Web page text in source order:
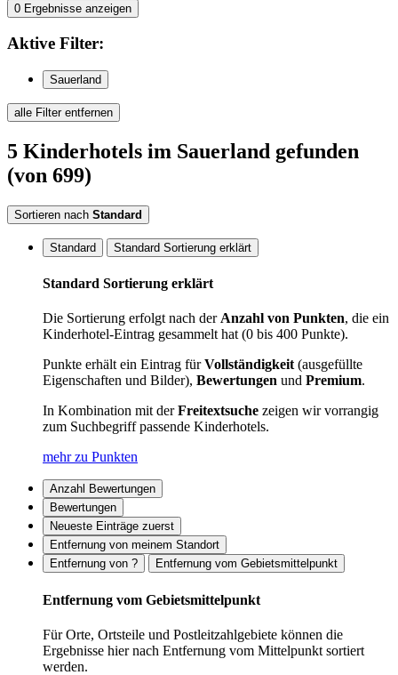
0 Ergebnisse anzeigen
Aktive Filter:
Sauerland
alle Filter entfernen
5 Kinderhotels im Sauerland gefunden
(von 699)
Sortieren nach Standard
Standard Standard Sortierung erklärt
Standard Sortierung erklärt
Die Sortierung erfolgt nach der Anzahl von Punkten, die ein
Kinderhotel-Eintrag gesammelt hat (0 bis 400 Punkte).
Punkte erhält ein Eintrag fürVollständigkeit (ausgefüllte
Eigenschaften und Bilder), Bewertungen und Premium.
In Kombination mit derFreitextsuche zeigen wir vorrangig
zum Suchbegriff passende Kinderhotels.
mehr zu Punkten
Anzahl Bewertungen
Bewertungen
Neueste Einträge zuerst
Entfernung von meinem Standort
Entfernung von ?
Entfernung vom Gebietsmittelpunkt
Entfernung vom Gebietsmittelpunkt
Für Orte, Ortsteile und Postleitzahlgebiete können die
Ergebnisse hier nach Entfernung vom Mittelpunkt sortiert
werden.